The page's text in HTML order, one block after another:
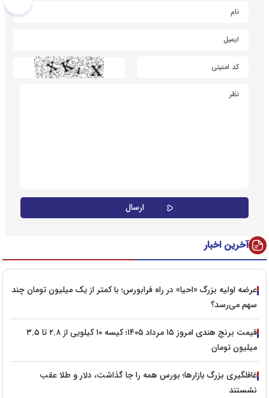
آخرین اخبار
عرضه اولیه بزرگ «احیا» در راه فرابورس؛ با کمتر از یک میلیون تومان چند
سهم می‌رسد؟
قیمت برنج هندی امروز ۱۵ مرداد ۱۴۰۵؛ کیسه ۱۰ کیلویی از ۲.۸ تا ۳.۵
میلیون تومان
غافلگیری بزرگ بازارها؛ بورس همه را جا گذاشت، دلار و طلا عقب
نشستند